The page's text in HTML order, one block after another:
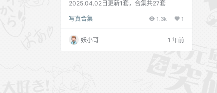
新]
2025.04.02日更新1套，合集共27套
写真合集 1.3k 1
妖小哥 1 年前